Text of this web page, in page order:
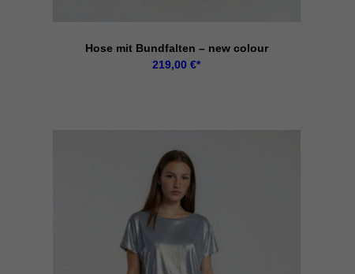
Hose mit Bundfalten – new colour
219,00€
Externe Medien (7)